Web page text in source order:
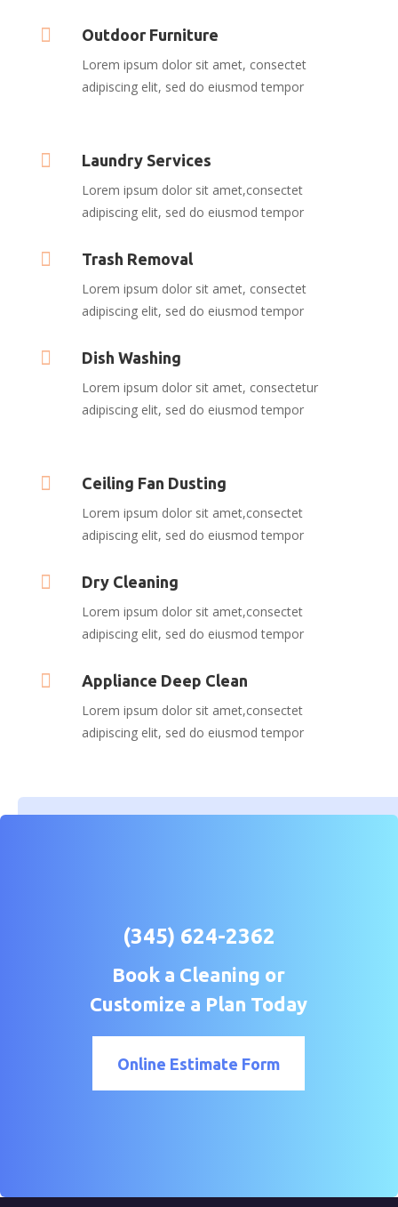
 Outdoor Furniture
Lorem ipsum dolor sit amet, consectet
adipiscing elit, sed do eiusmod tempor
 Laundry Services
Lorem ipsum dolor sit amet,consectet
adipiscing elit, sed do eiusmod tempor
 Trash Removal
Lorem ipsum dolor sit amet, consectet
adipiscing elit, sed do eiusmod tempor
 Dish Washing
Lorem ipsum dolor sit amet, consectetur
adipiscing elit, sed do eiusmod tempor
 Ceiling Fan Dusting
Lorem ipsum dolor sit amet,consectet
adipiscing elit, sed do eiusmod tempor
 Dry Cleaning
Lorem ipsum dolor sit amet,consectet
adipiscing elit, sed do eiusmod tempor
 Appliance Deep Clean
Lorem ipsum dolor sit amet,consectet
adipiscing elit, sed do eiusmod tempor
(345) 624-2362
Book a Cleaning or
Customize a Plan Today
Online Estimate Form